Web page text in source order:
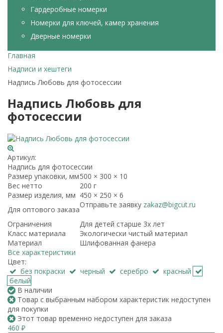
Гардеробные номерки
Номерки для ключей, камер хранения
Дверные номерки
Главная
Надписи и хештеги
Надпись Любовь для фотосессии
Надпись Любовь для
фотосессии
Артикул:
Надпись для фотосессии
Размер упаковки, мм500 × 300 × 10
Вес нетто
200 г
Размер изделия, мм 450 × 250 × 6
Для оптового заказа
Отправьте заявку zakaz@bigcut.ru
Ограничения
Для детей старше 3х лет
Класс материала
Экологически чистый материал
Материал
Шлифованная фанера
Все характеристики
Цвет:
без покраски
черный серебро
красный
белый
В наличии
Товар с выбранным набором характеристик недоступен
для покупки
Этот товар временно недоступен для заказа
460 ₽